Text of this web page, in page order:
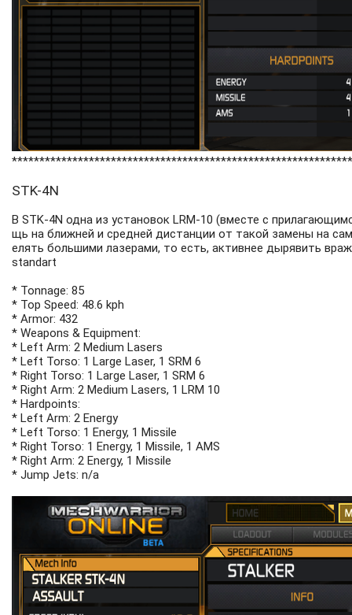
STK-4N
В STK-4N одна из установок LRM-10 (вместе с
щь на ближней и средней дистанции от такой замены на
елять большими лазерами, то есть, активнее дырявить
standart
* Tonnage: 85
* Top Speed: 48.6 kph
* Armor: 432
* Weapons & Equipment:
* Left Arm: 2 Medium Lasers
* Left Torso: 1 Large Laser, 1 SRM 6
* Right Torso: 1 Large Laser, 1 SRM 6
* Right Arm: 2 Medium Lasers, 1 LRM 10
* Hardpoints:
* Left Arm: 2 Energy
* Left Torso: 1 Energy, 1 Missile
* Right Torso: 1 Energy, 1 Missile, 1 AMS
* Right Arm: 2 Energy, 1 Missile
* Jump Jets: n/a